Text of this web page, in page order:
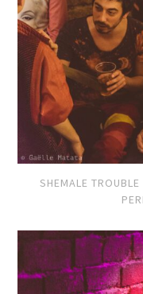
SHEMALE